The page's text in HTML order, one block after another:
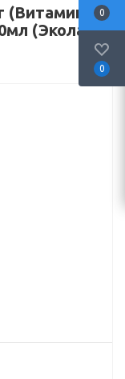
(Витамин E)
(Эколаб/
0
0